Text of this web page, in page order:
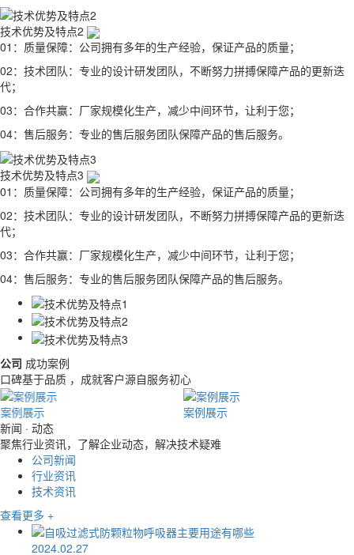
技术优势及特点2
01：质量保障：公司拥有多年的生产经验，保证产品的质量；
02：技术团队：专业的设计研发团队，不断努力拼搏保障产品的更新迭
代；
03：合作共赢：厂家规模化生产，减少中间环节，让利于您；
04：售后服务：专业的售后服务团队保障产品的售后服务。
技术优势及特点3
01：质量保障：公司拥有多年的生产经验，保证产品的质量；
02：技术团队：专业的设计研发团队，不断努力拼搏保障产品的更新迭
代；
03：合作共赢：厂家规模化生产，减少中间环节，让利于您；
04：售后服务：专业的售后服务团队保障产品的售后服务。
公司 成功案例
口碑基于品质 ，成就客户源自服务初心
案例展示
案例展示
新闻 · 动态
聚焦行业资讯，了解企业动态，解决技术疑难
公司新闻
行业资讯
技术资讯
查看更多 +
2024.02.27